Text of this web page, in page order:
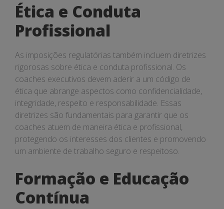
Ética e Conduta
Profissional
As imposições regulatórias também incluem diretrizes
rigorosas sobre ética e conduta profissional. Os
coaches executivos devem aderir a um código de
ética que abrange aspectos como confidencialidade,
integridade, respeito e responsabilidade. Essas
diretrizes são fundamentais para garantir que os
coaches atuem de maneira ética e profissional,
protegendo os interesses dos clientes e promovendo
um ambiente de trabalho seguro e respeitoso.
Formação e Educação
Contínua